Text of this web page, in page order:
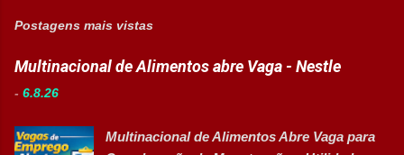
Postagens mais vistas
Multinacional de Alimentos abre Vaga - Nestle
- 6.8.26
Multinacional de Alimentos Abre Vaga para